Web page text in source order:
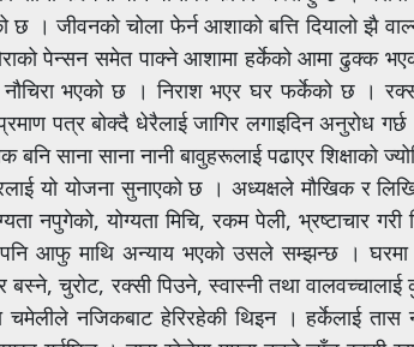
। जीवनको चोला फेर्न आशाको बत्ति दियालो झै
पेन्सन समेत पाक्ने आशामा हर्केको आमा ढुक्क
भएको छ । निराश भएर घर फर्केको छ ।
पत्र बोक्दै धेरैलाई जागिर लगाइदिन अनुरोध
साना साना नानी बावुहरूलाई पढाएर शिक्षाको
यो योजना सुनाएको छ । अध्यक्षले मौखिक र
नपुगेको, योग्यता मिचि, रकम पेली, भ्रष्टाचार गरी
आफु माथि अन्याय भएको उसले सम्झन्छ । घरमा
चुरोट, रक्सी पिउने, स्वास्नी तथा वालवच्चालाई
नजिकबाट हेरिरहेकी थिइन । हर्केलाई